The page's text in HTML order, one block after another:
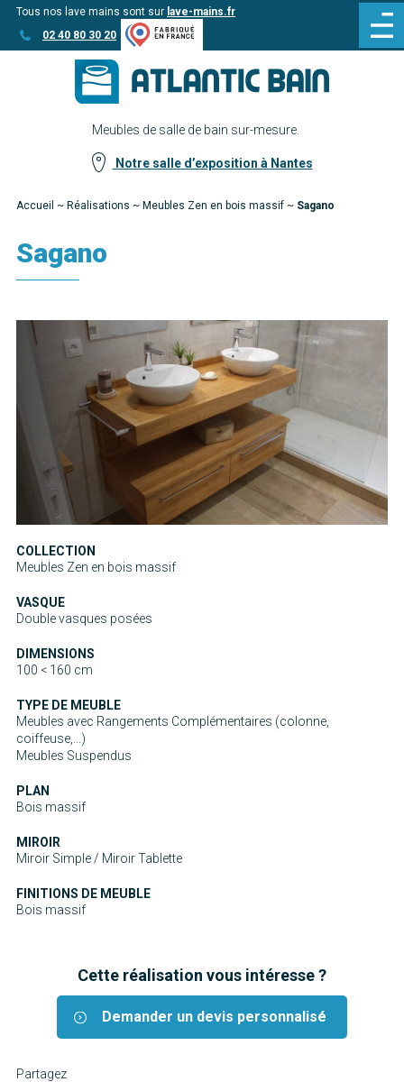
Aller
au
Aller au
contenu
Tous nos lave mains sont sur lave-mains.fr
02 40 80 30 20
Meubles de salle de bain sur-mesure.
Notre salle d’exposition à Nantes
Accueil ~ Réalisations ~ Meubles Zen en bois massif ~ Sagano
Sagano
COLLECTION
Meubles Zen en bois massif
VASQUE
Double vasques posées
DIMENSIONS
100 < 160 cm
TYPE DE MEUBLE
Meubles avec Rangements Complémentaires (colonne,
coiffeuse,...)
Meubles Suspendus
PLAN
Bois massif
MIROIR
Miroir Simple / Miroir Tablette
FINITIONS DE MEUBLE
Bois massif
Cette réalisation vous intéresse ?
Demander un devis personnalisé
Partagez